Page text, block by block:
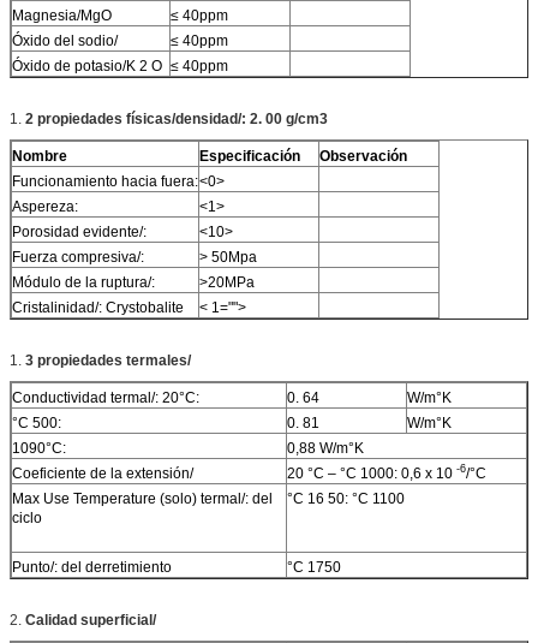
Magnesia/MgO
≤ 40ppm
Óxido del sodio/
≤ 40ppm
Óxido de potasio/K 2 O ≤ 40ppm
1. 2 propiedades físicas/densidad/: 2. 00 g/cm3
Nombre Especificación
Observación
Funcionamiento hacia fuera:<0>
Aspereza:
<1>
Porosidad evidente/:
<10>
Fuerza compresiva/:
> 50Mpa
Módulo de la ruptura/:
>20MPa
Cristalinidad/: Crystobalite
< 1="">
1. 3 propiedades termales/
Conductividad termal/: 20°C: 0. 64
W/m°K
°C 500:
0. 81
W/m°K
1090°C:
0,88 W/m°K
Coeficiente de la extensión/
20 °C – °C 1000: 0,6 x 10 -6/°C
Max Use Temperature (solo) termal/: del
ciclo
°C 16 50: °C 1100
Punto/: del derretimiento °C 1750
2. Calidad superficial/